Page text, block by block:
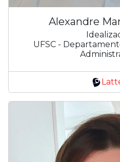
Alexandre
UFSC -